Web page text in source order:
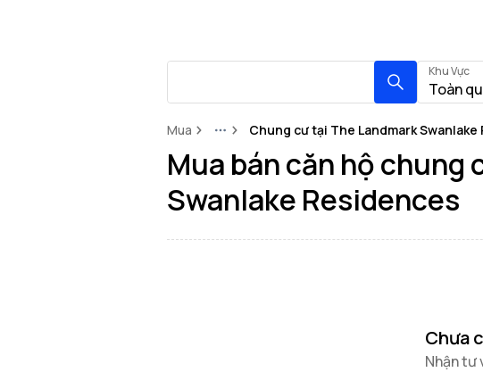
Khu Vực
Toàn
Mua MoreChung cư tại The Landmark Swanlake
Mua bán căn hộ chung
Swanlake Residences
Chưa
Nhận tư